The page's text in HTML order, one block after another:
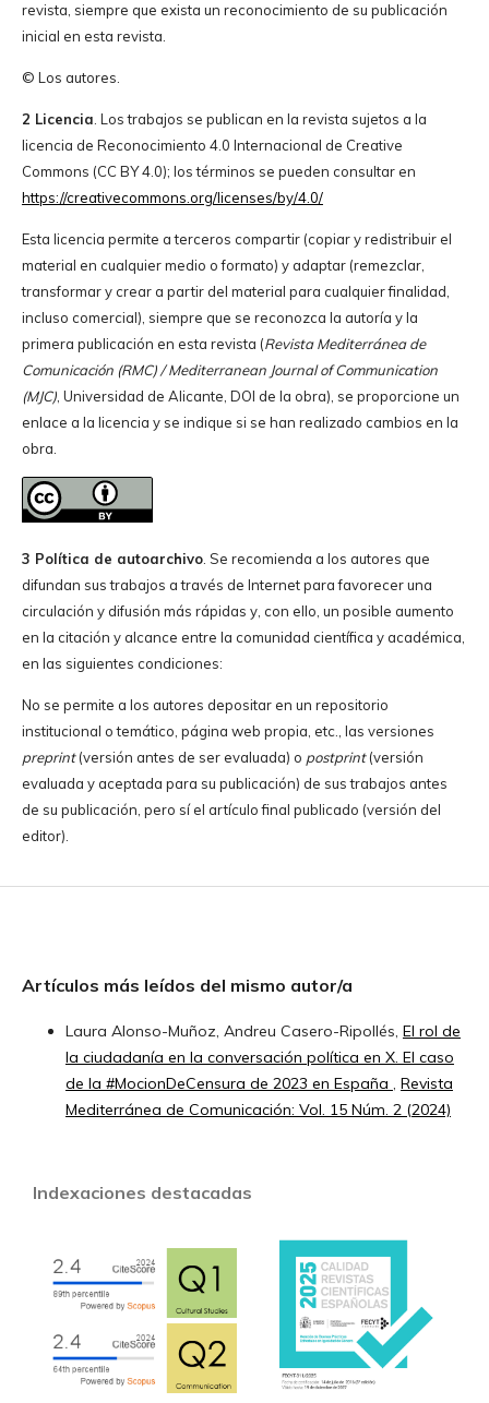
revista, siempre que exista un reconocimiento de su publicación
inicial en esta revista.
© Los autores.
2 Licencia. Los trabajos se publican en la revista sujetos a la
licencia de Reconocimiento 4.0 Internacional de Creative
Commons (CC BY 4.0); los términos se pueden consultar en
https://creativecommons.org/licenses/by/4.0/
Esta licencia permite a terceros compartir (copiar y redistribuir el
material en cualquier medio o formato) y adaptar (remezclar,
transformar y crear a partir del material para cualquier finalidad,
incluso comercial), siempre que se reconozca la autoría y la
primera publicación en esta revista (Revista Mediterránea de
Comunicación (RMC) / Mediterranean Journal of Communication
(MJC), Universidad de Alicante, DOI de la obra), se proporcione un
enlace a la licencia y se indique si se han realizado cambios en la
obra.
3 Política de autoarchivo. Se recomienda a los autores que
difundan sus trabajos a través de Internet para favorecer una
circulación y difusión más rápidas y, con ello, un posible aumento
en la citación y alcance entre la comunidad científica y académica,
en las siguientes condiciones:
No se permite a los autores depositar en un repositorio
institucional o temático, página web propia, etc., las versiones
preprint(versión antes de ser evaluada) o postprint(versión
evaluada y aceptada para su publicación) de sus trabajos antes
de su publicación, pero sí el artículo final publicado (versión del
editor).
Artículos más leídos del mismo autor/a
Laura Alonso-Muñoz, Andreu Casero-Ripollés, El rol de
la ciudadanía en la conversación política en X. El caso
de la #MocionDeCensura de 2023 en España , Revista
Mediterránea de Comunicación: Vol. 15 Núm. 2 (2024)
Indexaciones destacadas